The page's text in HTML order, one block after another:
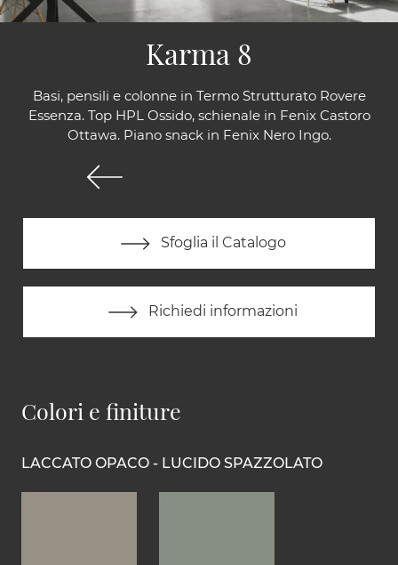
Basi, pensili e colonne in Termo Strutturato Rovere
Essenza. Top HPL Ossido, schienale in Fenix Castoro
Ottawa. Piano snack in Fenix Nero Ingo.
Sfoglia il Catalogo
Richiedi informazioni
Karma 8
Colori e finiture
LACCATO OPACO - LUCIDO SPAZZOLATO